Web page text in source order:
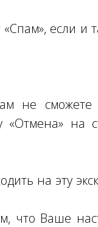
если и
не сможете
на
на эту
что Ваше